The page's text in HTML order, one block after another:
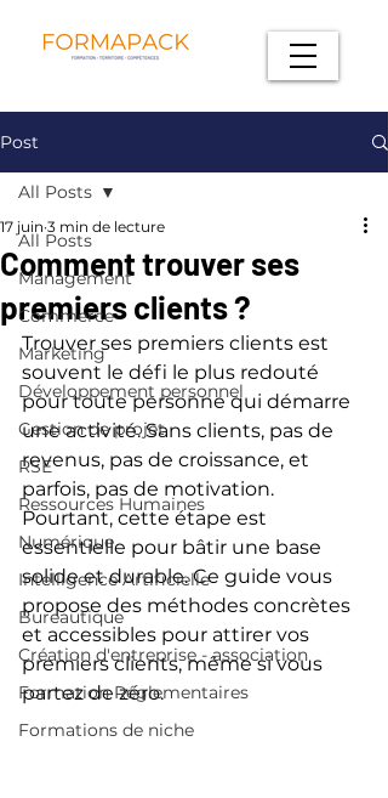
Post
All Posts
Management
Commerce
Marketing
Développement personnel
Gestion de projet
RSE
Ressources Humaines
Numérique
Intelligence Artificielle
Bureautique
Création d'entreprise - association
Formation Réglementaires
Formations de niche
All Posts
Comment trouver ses
premiers clients ?
17 juin 3 min de lecture
Trouver ses premiers clients est
souvent le défi le plus redouté
pour toute personne qui démarre
une activité. Sans clients, pas de
revenus, pas de croissance, et
parfois, pas de motivation.
Pourtant, cette étape est
essentielle pour bâtir une base
solide et durable. Ce guide vous
propose des méthodes concrètes
et accessibles pour attirer vos
premiers clients, même si vous
partez de zéro.